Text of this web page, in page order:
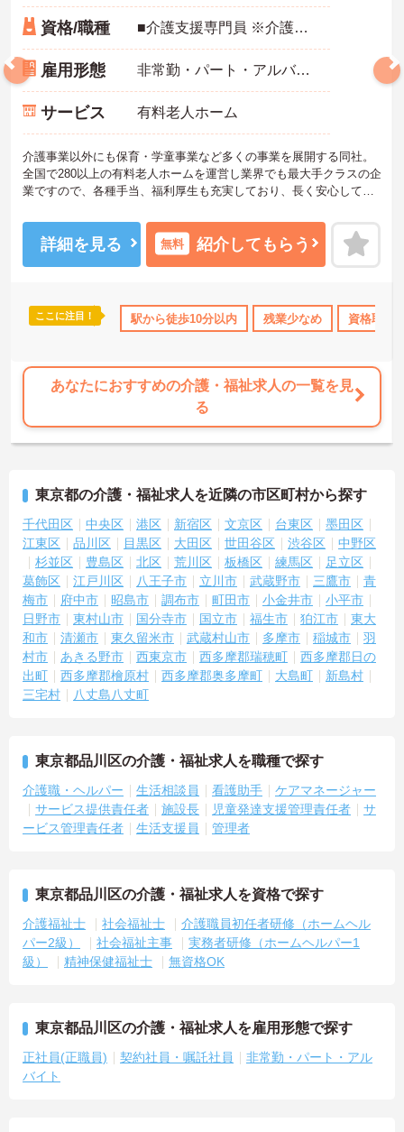
産休･育休･介護休暇取得実績あり 社会保険完備 交通費支
資格/職種 ■介護支援専門員 ※介護支援専門員経験のある方は尚可
雇用形態 非常勤・パート・アルバイト
サービス 有料老人ホーム
介護事業以外にも保育・学童事業など多くの事業を展開する同社。
全国で280以上の有料老人ホームを運営し業界でも最大手クラスの企
業ですので、各種手当、福利厚生も充実しており、長く安心して働
ど、さらに詳細をお話しいたしますのでお気軽にご相談ください。
詳細を見る 無料 紹介してもらう
ここに注目！ 駅から徒歩10分以内 残業少なめ 資格取得
あなたにおすすめの介護・福祉求人の一覧を見
る
東京都の介護・福祉求人を近隣の市区町村から探す
千代田区 中央区 港区 新宿区 文京区 台東区
墨田区
江東区
品川区 目黒区 大田区 世田谷区 渋谷区
中野区
杉並区
豊島区 北区 荒川区 板橋区 練馬区
足立区
葛飾区
江戸川区 八王子市 立川市 武蔵野市 三鷹市
青
梅市
府中市 昭島市 調布市 町田市 小金井市
小平市
日野市
東村山市 国分寺市 国立市 福生市 狛江市
東大
和市
清瀬市 東久留米市 武蔵村山市 多摩市 稲城市
羽
村市
あきる野市 西東京市 西多摩郡瑞穂町
西多摩郡日の
出町
西多摩郡檜原村 西多摩郡奥多摩町 大島町
新島村
三宅村
八丈島八丈町
東京都品川区の介護・福祉求人を職種で探す
介護職・ヘルパー 生活相談員 看護助手
ケアマネージャー
サービス提供責任者
施設長 児童発達支援管理責任者
サ
ービス管理責任者
生活支援員 管理者
東京都品川区の介護・福祉求人を資格で探す
介護福祉士 社会福祉士
介護職員初任者研修（ホームヘル
パー2級）
社会福祉主事
実務者研修（ホームヘルパー1
級）
精神保健福祉士 無資格OK
東京都品川区の介護・福祉求人を雇用形態で探す
正社員(正職員) 契約社員・嘱託社員
非常勤・パート・アル
バイト